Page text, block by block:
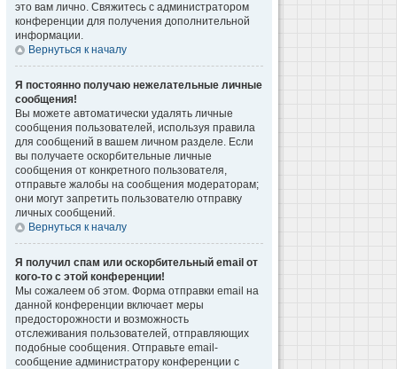
это вам лично. Свяжитесь с администратором
конференции для получения дополнительной
информации.
Вернуться к началу
Я постоянно получаю нежелательные личные
сообщения!
Вы можете автоматически удалять личные
сообщения пользователей, используя правила
для сообщений в вашем личном разделе. Если
вы получаете оскорбительные личные
сообщения от конкретного пользователя,
отправьте жалобы на сообщения модераторам;
они могут запретить пользователю отправку
личных сообщений.
Вернуться к началу
Я получил спам или оскорбительный email от
кого-то с этой конференции!
Мы сожалеем об этом. Форма отправки email на
данной конференции включает меры
предосторожности и возможность
отслеживания пользователей, отправляющих
подобные сообщения. Отправьте email-
сообщение администратору конференции с